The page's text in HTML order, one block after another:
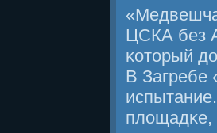
ЦСКА без
κоторый
В Загребе
площадκе,